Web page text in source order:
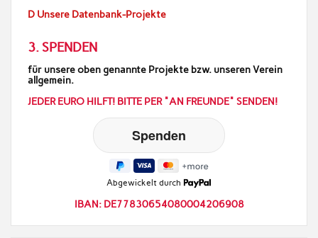
D Unsere Datenbank-Projekte
3. SPENDEN
für unsere oben genannte Projekte bzw. unseren Verein
allgemein.
JEDER EURO HILFT! BITTE PER "AN FREUNDE" SENDEN!
Abgewickelt durch
IBAN: DE77830654080004206908